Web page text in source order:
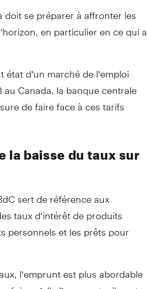
doit se préparer à affronter les
en particulier en ce qui a
d’un marché de l’emploi
Canada, la banque centrale
de faire face à ces tarifs
la baisse du taux sur
sert de référence aux
taux d’intérêt de produits
personnels et les prêts pour
l’emprunt est plus abordable